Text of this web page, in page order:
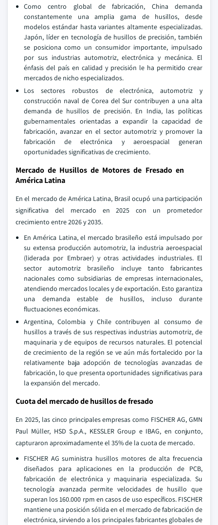
Como centro global de fabricación, China demanda
constantemente una amplia gama de husillos, desde
modelos estándar hasta variantes altamente especializadas.
Japón, líder en tecnología de husillos de precisión, también
se posiciona como un consumidor importante, impulsado
por sus industrias automotriz, electrónica y mecánica. El
énfasis del país en calidad y precisión le ha permitido crear
mercados de nicho especializados.
Los sectores robustos de electrónica, automotriz y
construcción naval de Corea del Sur contribuyen a una alta
demanda de husillos de precisión. En India, las políticas
gubernamentales orientadas a expandir la capacidad de
fabricación, avanzar en el sector automotriz y promover la
fabricación de electrónica y aeroespacial generan
oportunidades significativas de crecimiento.
Mercado de Husillos de Motores de Fresado en
América Latina
En el mercado de América Latina, Brasil ocupó una participación
significativa del mercado en 2025 con un prometedor
crecimiento entre 2026 y 2035.
En América Latina, el mercado brasileño está impulsado por
su extensa producción automotriz, la industria aeroespacial
(liderada por Embraer) y otras actividades industriales. El
sector automotriz brasileño incluye tanto fabricantes
nacionales como subsidiarias de empresas internacionales,
atendiendo mercados locales y de exportación. Esto garantiza
una demanda estable de husillos, incluso durante
fluctuaciones económicas.
Argentina, Colombia y Chile contribuyen al consumo de
husillos a través de sus respectivas industrias automotriz, de
maquinaria y de equipos de recursos naturales. El potencial
de crecimiento de la región se ve aún más fortalecido por la
relativamente baja adopción de tecnologías avanzadas de
fabricación, lo que presenta oportunidades significativas para
la expansión del mercado.
Cuota del mercado de husillos de fresado
En 2025, las cinco principales empresas como FISCHER AG, GMN
Paul Müller, HSD S.p.A., KESSLER Group e IBAG, en conjunto,
capturaron aproximadamente el 35% de la cuota de mercado.
FISCHER AG suministra husillos motores de alta frecuencia
diseñados para aplicaciones en la producción de PCB,
fabricación de electrónica y maquinaria especializada. Su
tecnología avanzada permite velocidades de husillo que
superan los 160.000 rpm en casos de uso específicos. FISCHER
mantiene una posición sólida en el mercado de fabricación de
electrónica, sirviendo a los principales fabricantes globales de